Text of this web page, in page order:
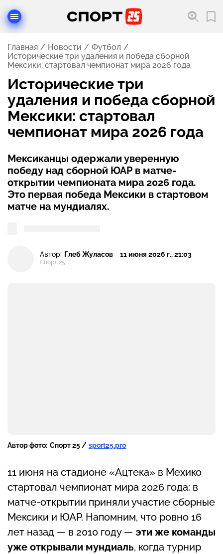
Главная Новости
Футбол
Исторические три удаления и победа сборной
Мексики: стартовал чемпионат мира 2026 года
Исторические три
удаления и победа сборной
Мексики: стартовал
чемпионат мира 2026 года
Мексиканцы одержали уверенную
победу над сборной ЮАР в матче-
открытии чемпионата мира 2026 года.
Это первая победа Мексики в стартовом
матче на мундиалях.
Автор: Глеб Жуласов
Спорт 25
11 июня 2026 г., 21:03
Автор фото: Спорт 25 / sport25.pro
11 июня на стадионе «Ацтека» в Мехико
стартовал чемпионат мира 2026 года: в
матче-открытии приняли участие сборные
Мексики и ЮАР. Напомним, что ровно 16
лет назад — в 2010 году — эти же команды
уже открывали мундиаль, когда турнир